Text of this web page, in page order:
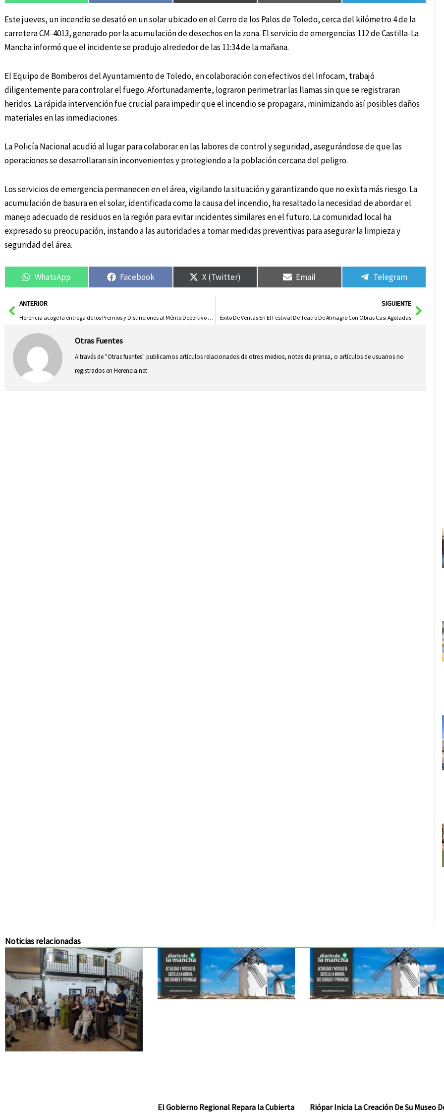
Este jueves, un incendio se desató en un solar ubicado en el Cerro de los Palos de Toledo, cerca del kilómetro 4 de la
carretera CM-4013, generado por la acumulación de desechos en la zona. El servicio de emergencias 112 de Castilla-La
Mancha informó que el incidente se produjo alrededor de las 11:34 de la mañana.
El Equipo de Bomberos del Ayuntamiento de Toledo, en colaboración con efectivos del Infocam, trabajó
diligentemente para controlar el fuego. Afortunadamente, lograron perimetrar las llamas sin que se registraran
heridos. La rápida intervención fue crucial para impedir que el incendio se propagara, minimizando así posibles daños
materiales en las inmediaciones.
La Policía Nacional acudió al lugar para colaborar en las labores de control y seguridad, asegurándose de que las
operaciones se desarrollaran sin inconvenientes y protegiendo a la población cercana del peligro.
Los servicios de emergencia permanecen en el área, vigilando la situación y garantizando que no exista más riesgo. La
acumulación de basura en el solar, identificada como la causa del incendio, ha resaltado la necesidad de abordar el
manejo adecuado de residuos en la región para evitar incidentes similares en el futuro. La comunidad local ha
expresado su preocupación, instando a las autoridades a tomar medidas preventivas para asegurar la limpieza y
seguridad del área.
WhatsApp Facebook X (Twitter) Email Telegram
AntANTERIOR
Herencia acoge la entrega de los Premios y Distinciones al Mérito Deportivo de Castilla-La Mancha 2024
SIGUIENTE
Éxito De Ventas En El Festival De Teatro De Almagro Con Obras Casi Agotadas
Otras Fuentes
A través de "Otras fuentes" publicamos artículos relacionados de otros medios, notas de prensa, o artículos de usuarios no
registrados en Herencia.net
Noticias relacionadas
El Gobierno Regional Repara la Cubierta Riópar Inicia La Creación De Su Museo